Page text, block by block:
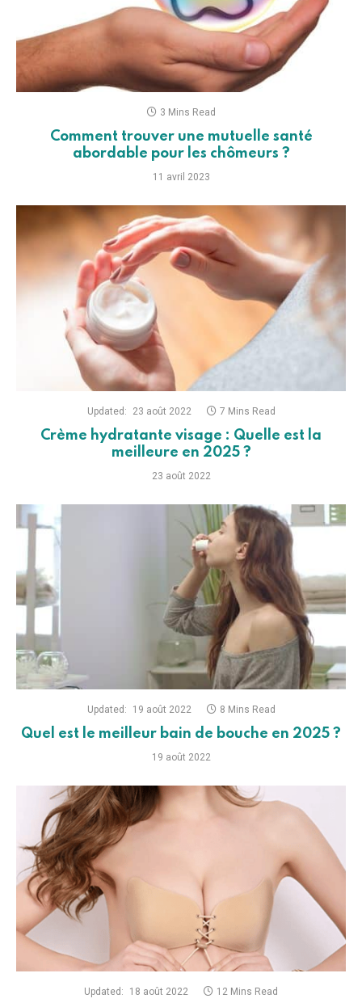
3 Mins Read
Comment trouver une mutuelle santé
abordable pour les chômeurs ?
11 avril 2023
Updated: 23 août 2022 7 Mins Read
Crème hydratante visage : Quelle est la
meilleure en 2025 ?
23 août 2022
Updated: 19 août 2022 8 Mins Read
Quel est le meilleur bain de bouche en 2025 ?
19 août 2022
Updated: 18 août 2022 12 Mins Read